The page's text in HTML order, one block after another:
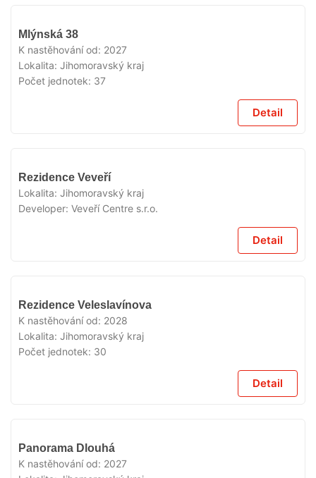
Mlýnská 38
K nastěhování od: 2027
Lokalita: Jihomoravský kraj
Počet jednotek: 37
Detail
Rezidence Veveří
Lokalita: Jihomoravský kraj
Developer: Veveří Centre s.r.o.
Detail
Rezidence Veleslavínova
K nastěhování od: 2028
Lokalita: Jihomoravský kraj
Počet jednotek: 30
Detail
Panorama Dlouhá
K nastěhování od: 2027